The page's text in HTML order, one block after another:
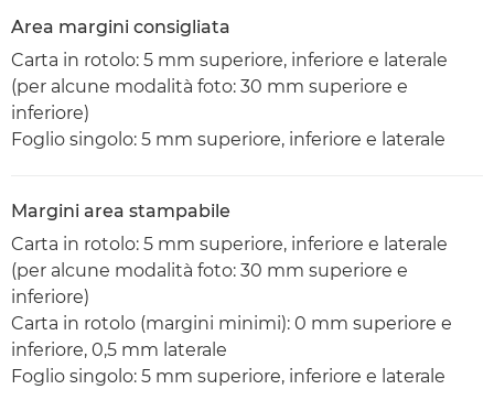
Area margini consigliata
Carta in rotolo: 5 mm superiore, inferiore e laterale
(per alcune modalità foto: 30 mm superiore e
inferiore)
Foglio singolo: 5 mm superiore, inferiore e laterale
Margini area stampabile
Carta in rotolo: 5 mm superiore, inferiore e laterale
(per alcune modalità foto: 30 mm superiore e
inferiore)
Carta in rotolo (margini minimi): 0 mm superiore e
inferiore, 0,5 mm laterale
Foglio singolo: 5 mm superiore, inferiore e laterale